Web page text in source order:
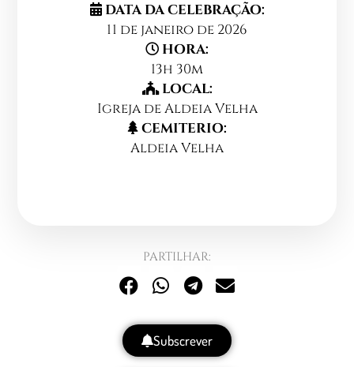
DATA DA CELEBRAÇÃO:
11 de janeiro de 2026
HORA:
13h 30m
LOCAL:
Igreja de Aldeia Velha
CEMITERIO:
Aldeia Velha
PARTILHAR:
Subscrever